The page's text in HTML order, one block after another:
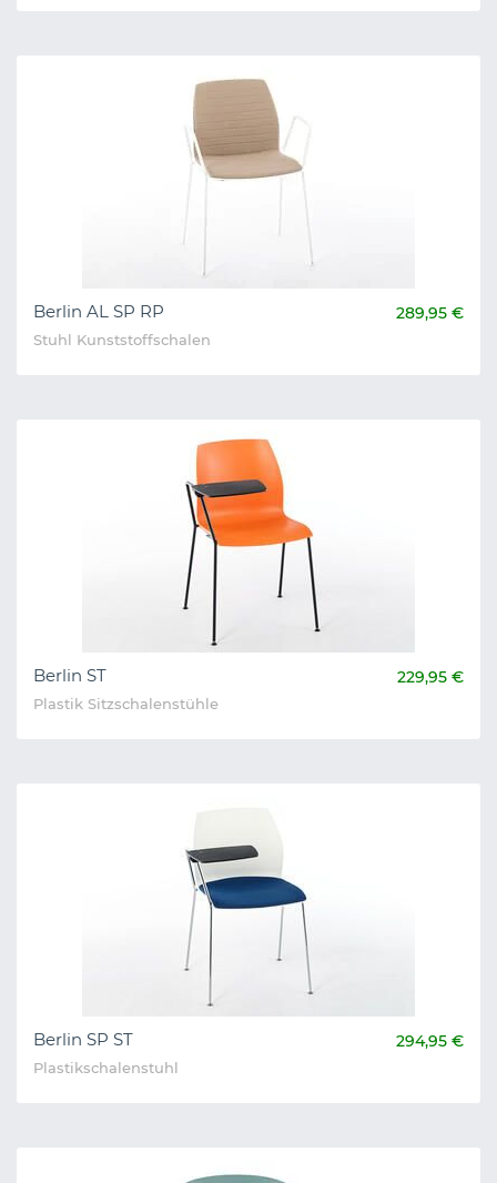
Berlin AL SP RP 289,95 €
Stuhl Kunststoffschalen
Berlin ST 229,95 €
Plastik Sitzschalenstühle
Berlin SP ST 294,95 €
Plastikschalenstuhl